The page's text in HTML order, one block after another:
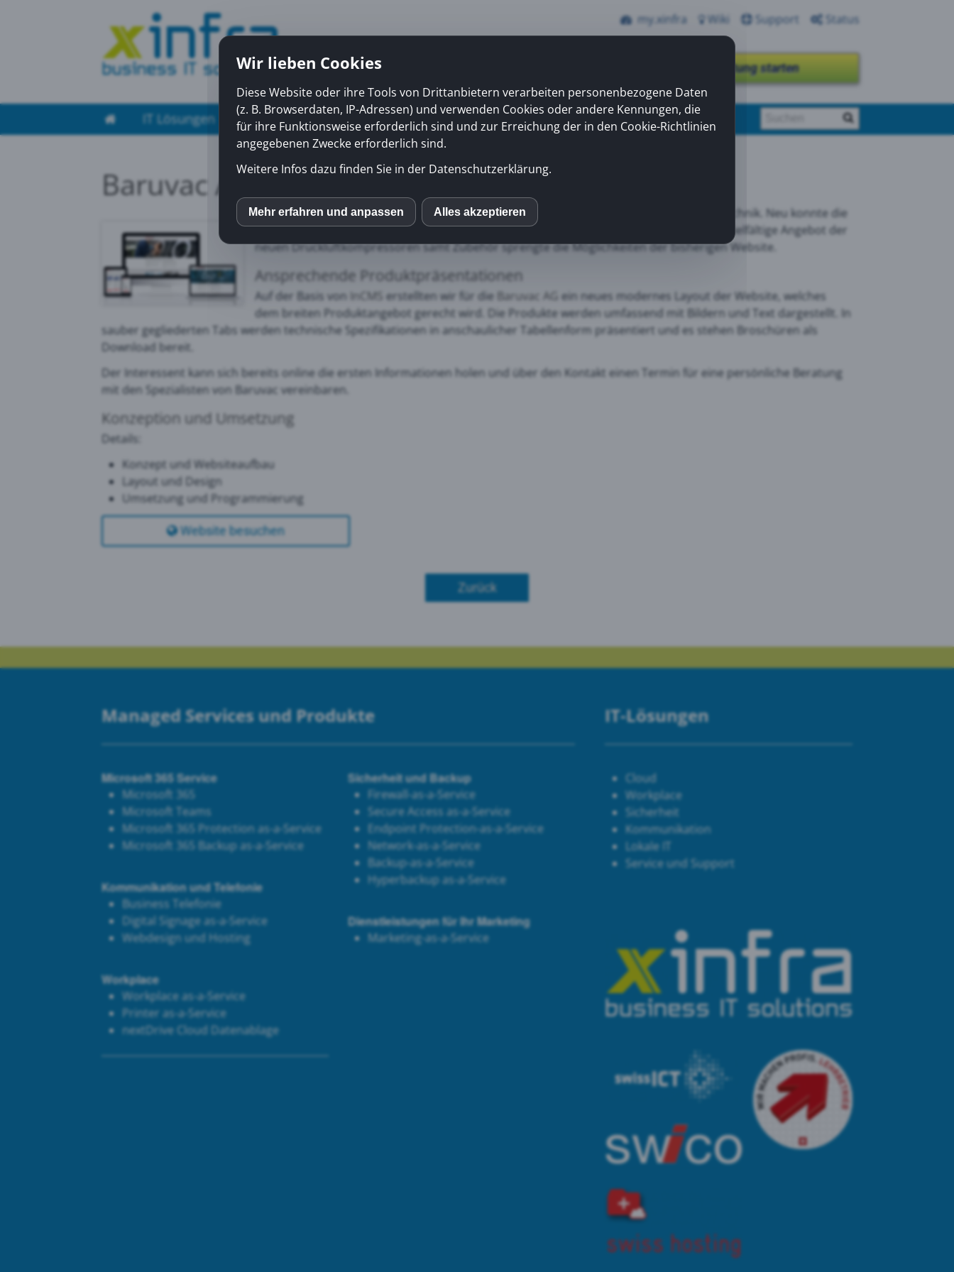
my.xinfra Wiki Support Status
Fernwartung starten
IT Lösungen Managed Services Erfolge News Kiosk Über uns
Baruvac AG
DieBaruvac AGmit Sitz in Effingen ist spezialisiert auf Gebläse-, Vakuum- und Drucklufttechnik. Neu konnte die
Vertretung für CompAir Kompressoren in der Nordwestschweiz gewonnen werden. Das vielfältige Angebot der
neuen Druckluftkompressoren samt Zubehör sprengte die Möglichkeiten der bisherigen Website.
Ansprechende Produktpräsentationen
Auf der Basis von InCMS erstellten wir für die Baruvac AG
ein neues modernes Layout der Website, welches
dem breiten Produktangebot gerecht wird. Die Produkte werden umfassend mit Bildern und Text dargestellt. In
sauber gegliederten Tabs werden technische Spezifikationen in anschaulicher Tabellenform präsentiert und es stehen Broschüren als
Download bereit.
Der Interessent kann sich bereits online die ersten Informationen holen und über den Kontakt einen Termin für eine persönliche Beratung
mit den Spezialisten von Baruvac vereinbaren.
Konzeption und Umsetzung
Details:
Konzept und Websiteaufbau
Layout und Design
Umsetzung und Programmierung
Website besuchen
Zurück
Managed Services und Produkte
Microsoft 365 Service
Microsoft 365
Microsoft Teams
Microsoft 365 Protection as-a-Service
Microsoft 365 Backup as-a-Service
Kommunikation und Telefonie
Business Telefonie
Digital Signage as-a-Service
Webdesign und Hosting
Workplace
Workplace as-a-Service
Printer as-a-Service
nextDrive Cloud Datenablage
Sicherheit und Backup
Firewall-as-a-Service
Secure Access as-a-Service
Endpoint Protection-as-a-Service
Network-as-a-Service
Backup-as-a-Service
Hyperbackup as-a-Service
Dienstleistungen für Ihr Marketing
Marketing-as-a-Service
IT-Lösungen
Cloud
Workplace
Sicherheit
Kommunikation
Lokale IT
Service und Support
Wir lieben Cookies
Diese Website oder ihre Tools von Drittanbietern verarbeiten personenbezogene Daten
(z. B. Browserdaten, IP-Adressen) und verwenden Cookies oder andere Kennungen, die
für ihre Funktionsweise erforderlich sind und zur Erreichung der in den Cookie-Richtlinien
angegebenen Zwecke erforderlich sind.
Weitere Infos dazu finden Sie in der Datenschutzerklärung.
inCMS
Youtube
PRTG Monitoring
Mehr erfahren und anpassen Alles akzeptieren